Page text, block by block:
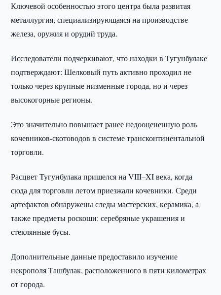
Ключевой особенностью этого центра была развитая
металлургия, специализирующаяся на производстве
железа, оружия и орудий труда.
Исследователи подчеркивают, что находки в Тугунбулаке
подтверждают: Шелковый путь активно проходил не
только через крупные низменные города, но и через
высокогорные регионы.
Это значительно повышает ранее недооцененную роль
кочевников-скотоводов в системе трансконтинентальной
торговли.
Расцвет Тугунбулака пришелся на VIII–XI века, когда
сюда для торговли летом приезжали кочевники. Среди
артефактов обнаружены следы мастерских, керамика, а
также предметы роскоши: серебряные украшения и
стеклянные бусы.
Дополнительные данные предоставило изучение
некрополя Ташбулак, расположенного в пяти километрах
от города.